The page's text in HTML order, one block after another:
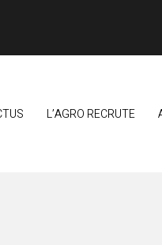
L’AGRO RECRUTE